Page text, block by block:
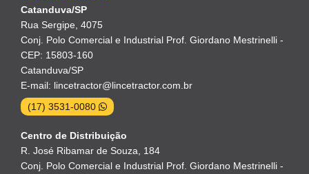
Catanduva/SP
Rua Sergipe, 4075
Conj. Polo Comercial e Industrial Prof. Giordano Mestrinelli -
CEP: 15803-160
Catanduva/SP
E-mail: lincetractor@lincetractor.com.br
(17) 3531-0080
Centro de Distribuição
R. José Ribamar de Souza, 184
Conj. Polo Comercial e Industrial Prof. Giordano Mestrinelli -